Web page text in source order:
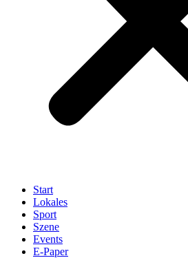
Start
Lokales
Sport
Szene
Events
E-Paper